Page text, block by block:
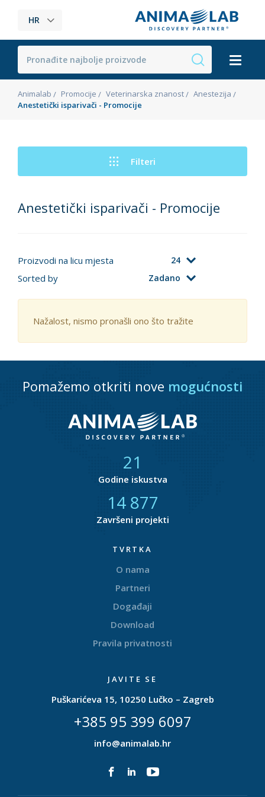
HR
Animalab Promocije Veterinarska znanost
Anestezija
Anestetički isparivači - Promocije
Filteri
Anestetički isparivači - Promocije
Proizvodi na licu mjesta 24
Sorted by Zadano
Nažalost, nismo pronašli ono što tražite
Pomažemo otkriti nove mogućnosti
21
Godine iskustva
14 877
Završeni projekti
TVRTKA
O nama
Partneri
Događaji
Download
Pravila privatnosti
JAVITE SE
Puškarićeva 15, 10250 Lučko – Zagreb
+385 95 399 6097
info@animalab.hr